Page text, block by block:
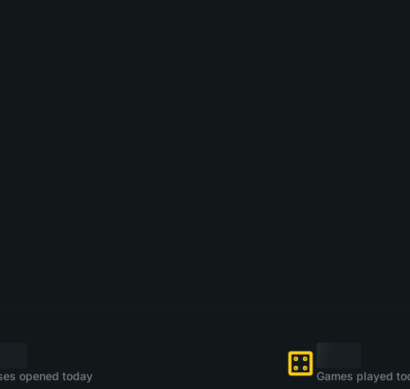
opened today Games played